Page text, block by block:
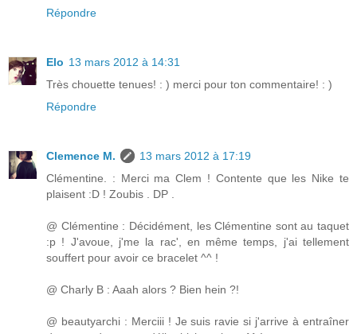
Répondre
Elo 13 mars 2012 à 14:31
Très chouette tenues! : ) merci pour ton commentaire! : )
Répondre
Clemence M.
13 mars 2012 à 17:19
Clémentine. : Merci ma Clem ! Contente que les Nike te
plaisent :D ! Zoubis . DP .
@ Clémentine : Décidément, les Clémentine sont au taquet
:p ! J'avoue, j'me la rac', en même temps, j'ai tellement
souffert pour avoir ce bracelet ^^ !
@ Charly B : Aaah alors ? Bien hein ?!
@ beautyarchi : Merciii ! Je suis ravie si j'arrive à entraîner